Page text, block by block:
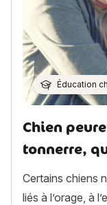
Éducation
Chien
tonnerre,
Certains chiens
liés à l’orage, à